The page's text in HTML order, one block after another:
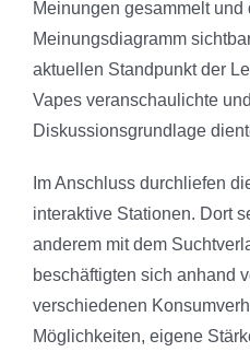
Meinungen gesammelt und
Meinungsdiagramm
aktuellen Standpunkt der
Vapes veranschaulichte
Diskussionsgrundlage
Im Anschluss durchliefen
interaktive Stationen. Dort
anderem mit dem
beschäftigten sich anhand
verschiedenen
Möglichkeiten, eigene